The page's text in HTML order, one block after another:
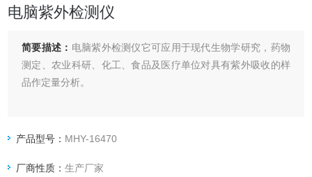
电脑紫外检测仪
简要描述： 电脑紫外检测仪它可应用于现代生物学研究，药物
测定、农业科研、化工、食品及医疗单位对具有紫外吸收的样
品作定量分析。
产品型号： MHY-16470
厂商性质：生产厂家